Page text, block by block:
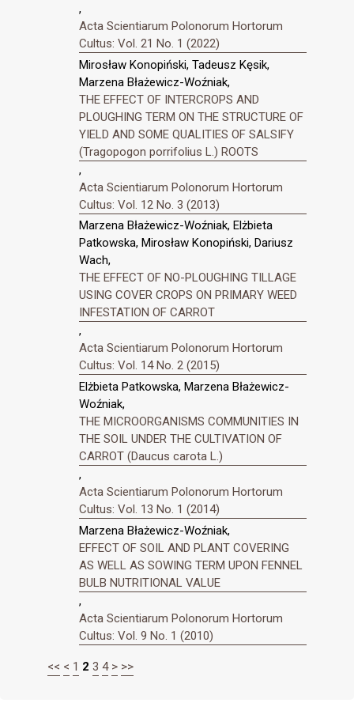
,
Acta Scientiarum Polonorum Hortorum
Cultus: Vol. 21 No. 1 (2022)
Mirosław Konopiński, Tadeusz Kęsik,
Marzena Błażewicz-Woźniak,
THE EFFECT OF INTERCROPS AND
PLOUGHING TERM ON THE STRUCTURE OF
YIELD AND SOME QUALITIES OF SALSIFY
(Tragopogon porrifolius L.) ROOTS
,
Acta Scientiarum Polonorum Hortorum
Cultus: Vol. 12 No. 3 (2013)
Marzena Błażewicz-Woźniak, Elżbieta
Patkowska, Mirosław Konopiński, Dariusz
Wach,
THE EFFECT OF NO-PLOUGHING TILLAGE
USING COVER CROPS ON PRIMARY WEED
INFESTATION OF CARROT
,
Acta Scientiarum Polonorum Hortorum
Cultus: Vol. 14 No. 2 (2015)
Elżbieta Patkowska, Marzena Błażewicz-
Woźniak,
THE MICROORGANISMS COMMUNITIES IN
THE SOIL UNDER THE CULTIVATION OF
CARROT (Daucus carota L.)
,
Acta Scientiarum Polonorum Hortorum
Cultus: Vol. 13 No. 1 (2014)
Marzena Błażewicz-Woźniak,
EFFECT OF SOIL AND PLANT COVERING
AS WELL AS SOWING TERM UPON FENNEL
BULB NUTRITIONAL VALUE
,
Acta Scientiarum Polonorum Hortorum
Cultus: Vol. 9 No. 1 (2010)
<< < 1 2 3 4 > >>